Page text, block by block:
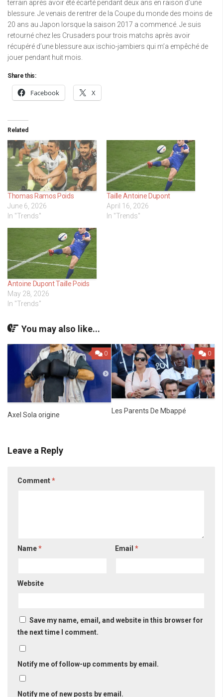
terrain après avoir été écarté pendant deux ans en raison d’une
blessure. Je venais de rentrer de la Coupe du monde des moins de
20 ans au Japon lorsque la saison 2017 a commencé. Je suis
retourné chez les Crusaders pour trois matchs après avoir
récupéré d’une blessure aux ischio-jambiers qui m’a empêché de
jouer pendant huit mois.
Share this:
Facebook X
Related
Thomas Ramos Poids
June 6, 2026
In "Trends"
Taille Antoine Dupont
April 16, 2026
In "Trends"
Antoine Dupont Taille Poids
May 28, 2026
In "Trends"
You may also like...
0
Axel Sola origine
0
Les Parents De Mbappé
Leave a Reply
Comment*
Name* Email*
Website
Save my name, email, and website in this browser for
the next time I comment.
Notify me of follow-up comments by email.
Notify me of new posts by email.